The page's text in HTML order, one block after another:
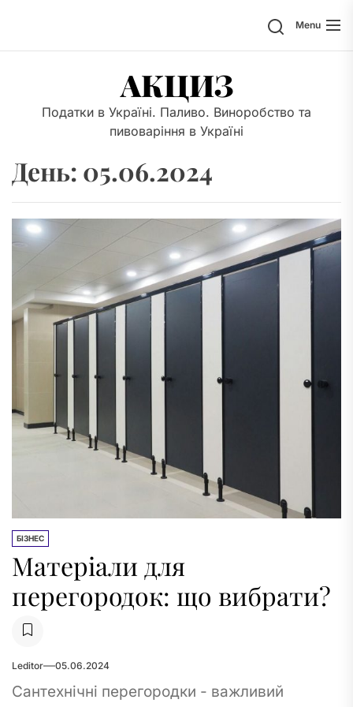
the
SearchMenu
АКЦИЗ
Податки в Україні. Паливо. Виноробство та
пивоваріння в Україні
День: 05.06.2024
БІЗНЕС
Матеріали для
перегородок: що вибрати?
Leditor 05.06.2024
Сантехнічні перегородки - важливий